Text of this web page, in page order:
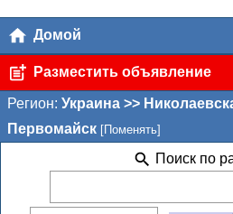
Домой
Разместить объявление
Регион: Украина >>
Первомайск [Поменять]
Поиск по